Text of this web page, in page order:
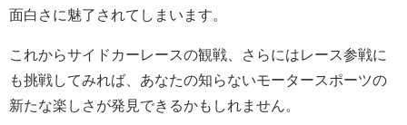
面白さに魅了されてしまいます。
これからサイドカーレースの観戦、さらにはレース参戦に
も挑戦してみれば、あなたの知らないモータースポーツの
新たな楽しさが発見できるかもしれません。